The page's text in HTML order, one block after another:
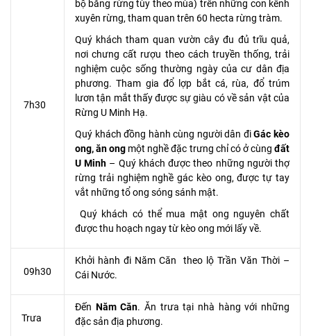
7h30
bộ băng rừng tùy theo mùa) trên những con kênh
xuyên rừng, tham quan trên 60 hecta rừng tràm.
Quý khách tham quan vườn cây đu đủ trĩu quả,
nơi chưng cất rượu theo cách truyền thống, trải
nghiệm cuộc sống thường ngày của cư dân địa
phương. Tham gia đổ lợp bắt cá, rùa, đổ trúm
lươn tận mắt thấy được sự giàu có về sản vật của
Rừng U Minh Hạ.
Quý khách đồng hành cùng người dân điGác kèo
ong, ăn ong một nghề đặc trưng chỉ có ở cùngđất
U Minh – Quý khách được theo những người thợ
rừng trải nghiệm nghề gác kèo ong, được tự tay
vắt những tổ ong sóng sánh mật.
Quý khách có thể mua mật ong nguyên chất
được thu hoạch ngay từ kèo ong mới lấy về.
09h30
Khởi hành đi Năm Căn theo lộ Trần Văn Thời –
Cái Nước.
Trưa
Đến Năm Căn. Ăn trưa tại nhà hàng với những
đặc sản địa phương.